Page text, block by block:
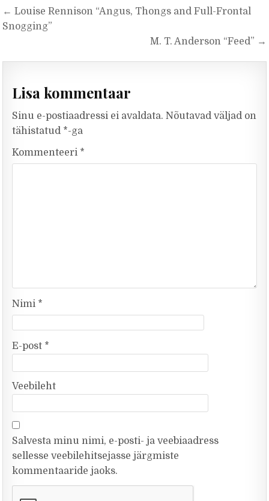
Navigeerimine
← Louise Rennison “Angus, Thongs and Full-Frontal
Snogging”
M. T. Anderson “Feed” →
Lisa kommentaar
Sinu e-postiaadressi ei avaldata. Nõutavad väljad on
tähistatud *-ga
Kommenteeri *
Nimi *
E-post *
Veebileht
Salvesta minu nimi, e-posti- ja veebiaadress
sellesse veebilehitsejasse järgmiste
kommentaaride jaoks.